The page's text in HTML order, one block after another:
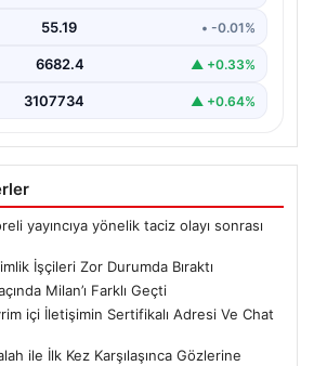
55.19 • -0.01%
6682.4 ▲ +0.33%
3107734 ▲ +0.64%
yayıncıya yönelik taciz olayı sonrası
İşçileri Zor Durumda Bıraktı
Milan’ı Farklı Geçti
içi İletişimin Sertifikalı Adresi Ve Chat
ile İlk Kez Karşılaşınca Gözlerine